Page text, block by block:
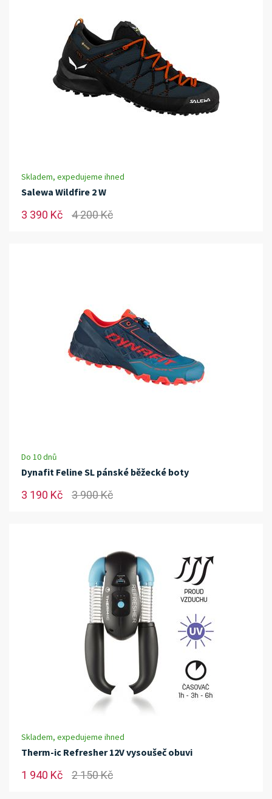
Skladem, expedujeme ihned
Salewa Wildfire 2 W
3 390 Kč 4 200 Kč
Do 10 dnů
Dynafit Feline SL pánské běžecké boty
3 190 Kč 3 900 Kč
Skladem, expedujeme ihned
Therm-ic Refresher 12V vysoušeč obuvi
1 940 Kč 2 150 Kč